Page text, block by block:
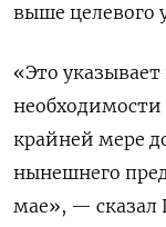
выше целевого
«Это указывает
необходимости
крайней мере
нынешнего
мае», — сказал